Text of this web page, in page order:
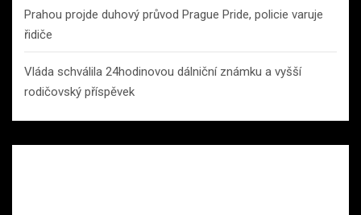
Prahou projde duhový průvod Prague Pride, policie varuje
řidiče
Vláda schválila 24hodinovou dálniční známku a vyšší
rodičovský příspěvek